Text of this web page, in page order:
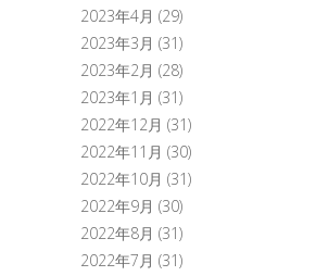
2023年4月 (29)
2023年3月 (31)
2023年2月 (28)
2023年1月 (31)
2022年12月 (31)
2022年11月 (30)
2022年10月 (31)
2022年9月 (30)
2022年8月 (31)
2022年7月 (31)